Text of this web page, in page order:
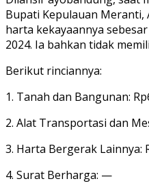
Bupati Kepulauan
harta kekayaannya
2024. Ia bahkan tidak
Berikut rinciannya:
1. Tanah dan Bangunan:
2. Alat Transportasi dan
3. Harta Bergerak Lainnya:
4. Surat Berharga: —